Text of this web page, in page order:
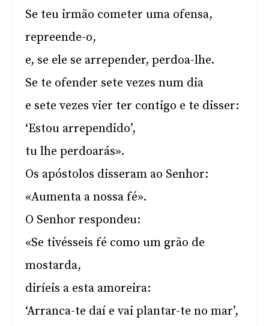
Se teu irmão cometer uma ofensa,
repreende-o,
e, se ele se arrepender, perdoa-lhe.
Se te ofender sete vezes num dia
e sete vezes vier ter contigo e te disser:
‘Estou arrependido’,
tu lhe perdoarás».
Os apóstolos disseram ao Senhor:
«Aumenta a nossa fé».
O Senhor respondeu:
«Se tivésseis fé como um grão de
mostarda,
diríeis a esta amoreira:
‘Arranca-te daí e vai plantar-te no mar’,